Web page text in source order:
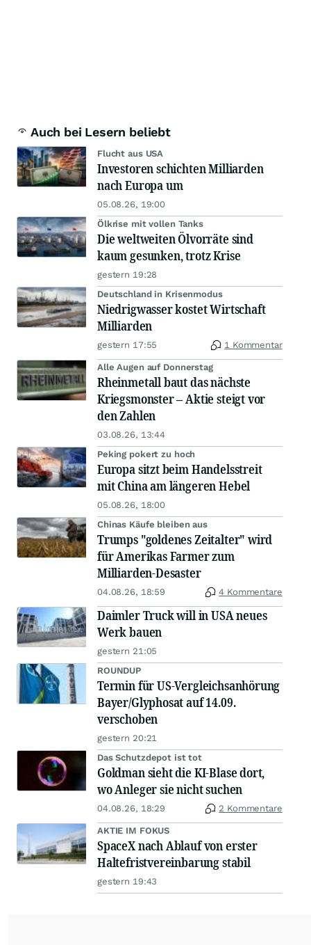
Auch bei Lesern beliebt
Flucht aus USA
Investoren schichten Milliarden
nach Europa um
05.08.26, 19:00
Ölkrise mit vollen Tanks
Die weltweiten Ölvorräte sind
kaum gesunken, trotz Krise
gestern 19:28
Deutschland in Krisenmodus
Niedrigwasser kostet Wirtschaft
Milliarden
gestern 17:55 1 Kommentar
Alle Augen auf Donnerstag
Rheinmetall baut das nächste
Kriegsmonster – Aktie steigt vor
den Zahlen
03.08.26, 13:44
Peking pokert zu hoch
Europa sitzt beim Handelsstreit
mit China am längeren Hebel
05.08.26, 18:00
Chinas Käufe bleiben aus
Trumps "goldenes Zeitalter" wird
für Amerikas Farmer zum
Milliarden-Desaster
04.08.26, 18:59 4 Kommentare
Daimler Truck will in USA neues
Werk bauen
gestern 21:05
ROUNDUP
Termin für US-Vergleichsanhörung
Bayer/Glyphosat auf 14.09.
verschoben
gestern 20:21
Das Schutzdepot ist tot
Goldman sieht die KI-Blase dort,
wo Anleger sie nicht suchen
04.08.26, 18:29 2 Kommentare
AKTIE IM FOKUS
SpaceX nach Ablauf von erster
Haltefristvereinbarung stabil
gestern 19:43